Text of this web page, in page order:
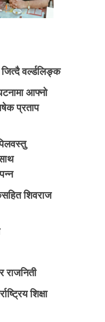
वर्ल्डलिङ्क
आफ्नो
प्रताप
शिवराज
राजनिती
शिक्षा